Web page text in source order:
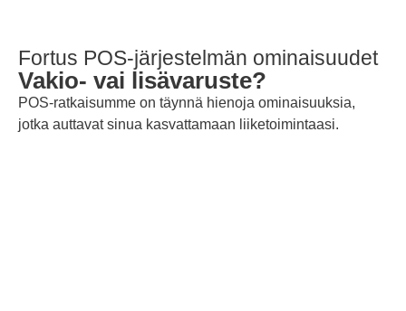
Fortus POS-järjestelmän ominaisuudet
Vakio- vai lisävaruste?
POS-ratkaisumme on täynnä hienoja ominaisuuksia,
jotka auttavat sinua kasvattamaan liiketoimintaasi.